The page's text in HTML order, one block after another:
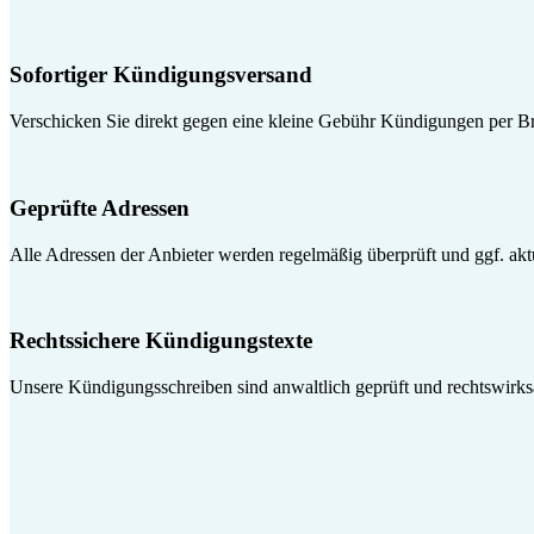
Sofortiger Kündigungsversand
Verschicken Sie direkt gegen eine kleine Gebühr Kündigungen per
Geprüfte Adressen
Alle Adressen der Anbieter werden regelmäßig überprüft und ggf.
Rechtssichere Kündigungstexte
Unsere Kündigungsschreiben sind anwaltlich geprüft und